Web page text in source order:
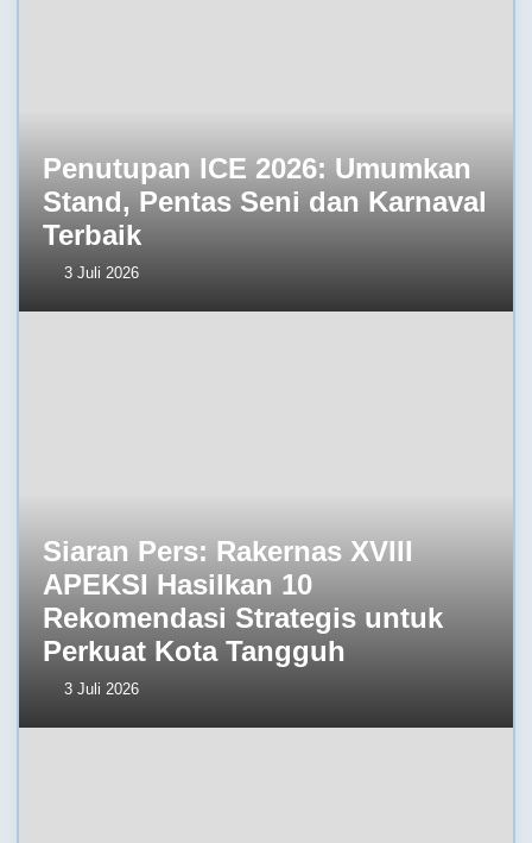
Penutupan ICE 2026: Umumkan
Stand, Pentas Seni dan Karnaval
Terbaik
3 Juli 2026
Siaran Pers: Rakernas XVIII
APEKSI Hasilkan 10
Rekomendasi Strategis untuk
Perkuat Kota Tangguh
3 Juli 2026